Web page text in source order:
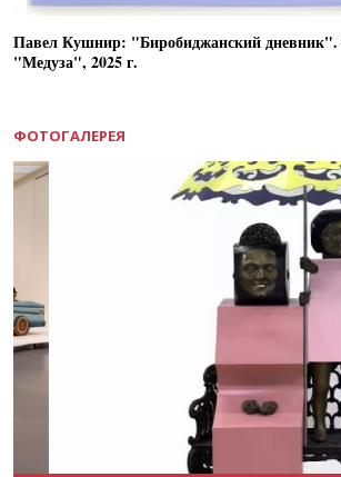
Павел Кушнир: "Биробиджанский дневник".
"Медуза", 2025 г.
ФОТОГАЛЕРЕЯ